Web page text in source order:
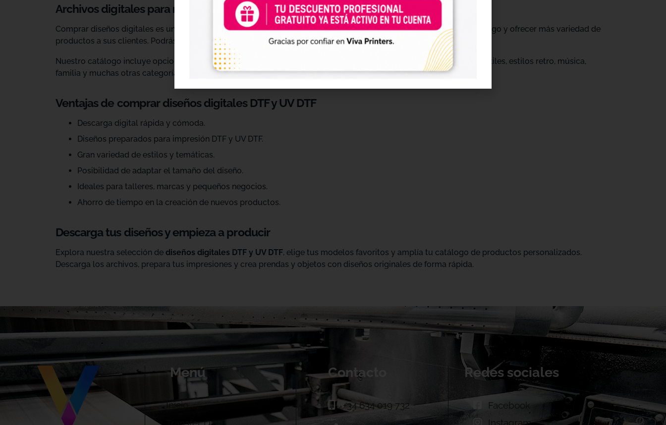
Archivos digitales para negocios de personalización
Comprar diseños digitales es una solución práctica para profesionales que quieren ahorrar tiempo, renovar su catálogo y ofrecer más variedad de
productos a sus clientes. Podrás escoger diseños de diferentes estilos, temáticas, temporadas y públicos.
Nuestro catálogo incluye opciones para celebraciones, Navidad, Halloween, deporte, mascotas, frases, diseños infantiles, estilos retro, música,
familia y muchas otras categorías.
Ventajas de comprar diseños digitales DTF y UV DTF
Descarga digital rápida y cómoda.
Diseños preparados para impresión DTF y UV DTF.
Gran variedad de estilos y temáticas.
Posibilidad de adaptar el tamaño del diseño.
Ideales para talleres, marcas y pequeños negocios.
Ahorro de tiempo en la creación de nuevos productos.
Descarga tus diseños y empieza a producir
Explora nuestra selección de diseños digitales DTF y UV DTF, elige tus modelos favoritos y amplía tu catálogo de productos personalizados.
Descarga los archivos, prepara tus impresiones y crea prendas y objetos con diseños originales de forma rápida.
Menú
Inicio
Contacto
+34 634 019 732
Redes sociales
Facebook
Instagram